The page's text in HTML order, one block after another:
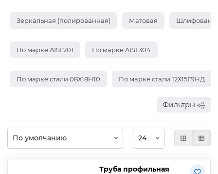
Зеркальная (полированная) Матовая
По марке AISI 201 По марке AISI 304
По марке стали 08Х18Н10 По марке стали 12Х15Г9НД
Фильтры
Труба профильная